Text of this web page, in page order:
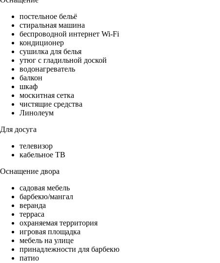
постельное бельё
стиральная машина
беспроводной интернет Wi-Fi
кондиционер
сушилка для белья
утюг с гладильной доской
водонагреватель
балкон
шкаф
москитная сетка
чистящие средства
Линолеум
Для досуга
телевизор
кабельное ТВ
Оснащение двора
садовая мебель
барбекю/мангал
веранда
терраса
охраняемая территория
игровая площадка
мебель на улице
принадлежности для барбекю
патио